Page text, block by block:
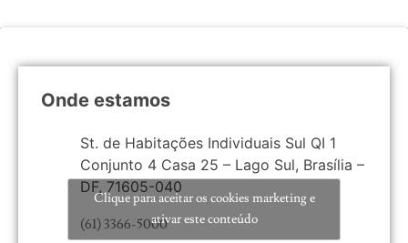
Onde estamos
St. de Habitações Individuais Sul QI 1
Conjunto 4 Casa 25 – Lago Sul, Brasília –
DF, 71605-040
(61) 3366-5000
Clique para aceitar os cookies marketing e
ativar este conteúdo